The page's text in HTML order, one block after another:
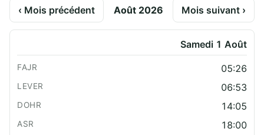
‹ Mois précédent Août 2026 Mois suivant ›
Samedi 1 Août
05:26
06:53
14:05
18:00